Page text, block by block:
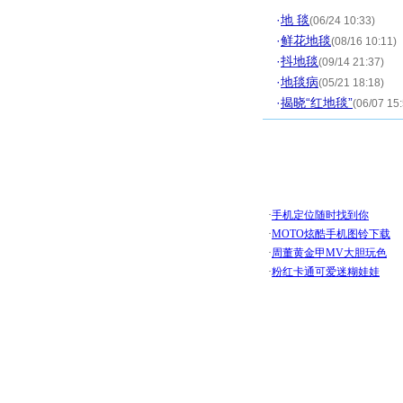
·地 毯(06/24 10:33)
·鲜花地毯(08/16 10:11)
·抖地毯(09/14 21:37)
·地毯病(05/21 18:18)
·揭晓“红地毯”(06/07